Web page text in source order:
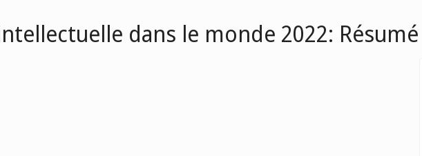
dans le monde 2022: Résumé